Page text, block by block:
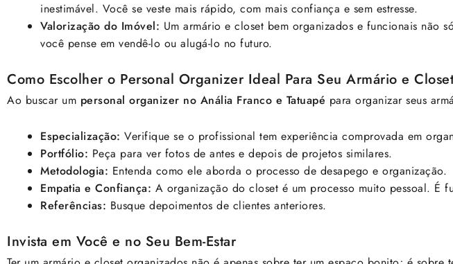
inestimável. Você se veste mais rápido, com mais confiança e sem estresse.
Valorização do Imóvel: Um armário e closet bem organizados e funcionais não
você pense em vendê-lo ou alugá-lo no futuro.
Como Escolher o Personal Organizer Ideal Para Seu Armário e
Ao buscar um personal organizer no Anália Franco e Tatuapé para organizar seus
Especialização: Verifique se o profissional tem experiência comprovada em
Portfólio: Peça para ver fotos de antes e depois de projetos similares.
Metodologia: Entenda como ele aborda o processo de desapego e organização.
Empatia e Confiança: A organização do closet é um processo muito pessoal. É
Referências: Busque depoimentos de clientes anteriores.
Invista em Você e no Seu Bem-Estar